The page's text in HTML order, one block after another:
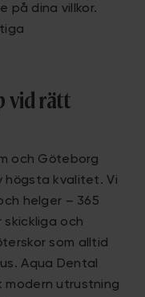
på dina villkor.
vid rätt
och Göteborg
högsta kvalitet. Vi
helger – 365
och
som alltid
Aqua Dental
modern utrustning